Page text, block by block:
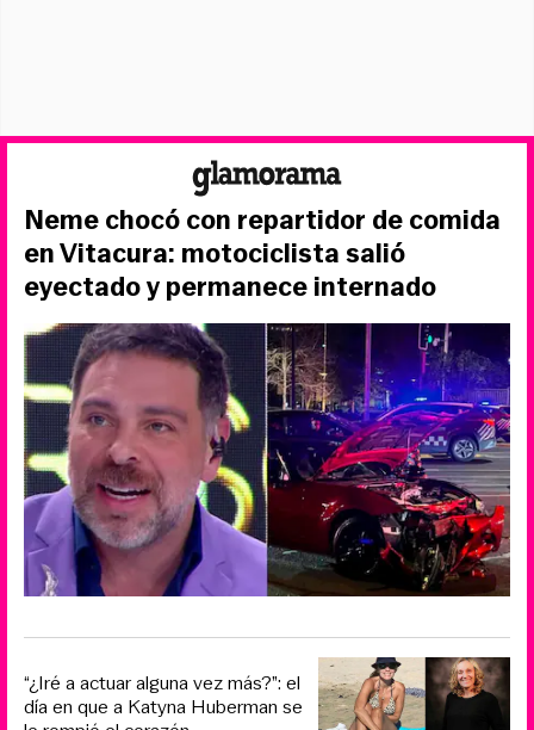
Neme chocó con repartidor de comida
en Vitacura: motociclista salió
eyectado y permanece internado
“¿Iré a actuar alguna vez más?”: el
día en que a Katyna Huberman se